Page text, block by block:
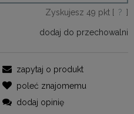
Zyskujesz 49 pkt [ ? ]
dodaj do przechowalni
zapytaj o produkt
poleć znajomemu
dodaj opinię